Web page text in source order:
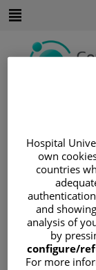
contenido
Inicio/
/
/
/ROBOT
Robot
Hospital
own
countries
and
analysis of
by
configure/
For more